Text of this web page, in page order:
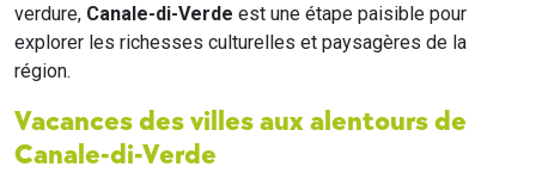
verdure, Canale-di-Verde est une étape paisible pour
explorer les richesses culturelles et paysagères de la
région.
Vacances des villes aux alentours de
Canale-di-Verde